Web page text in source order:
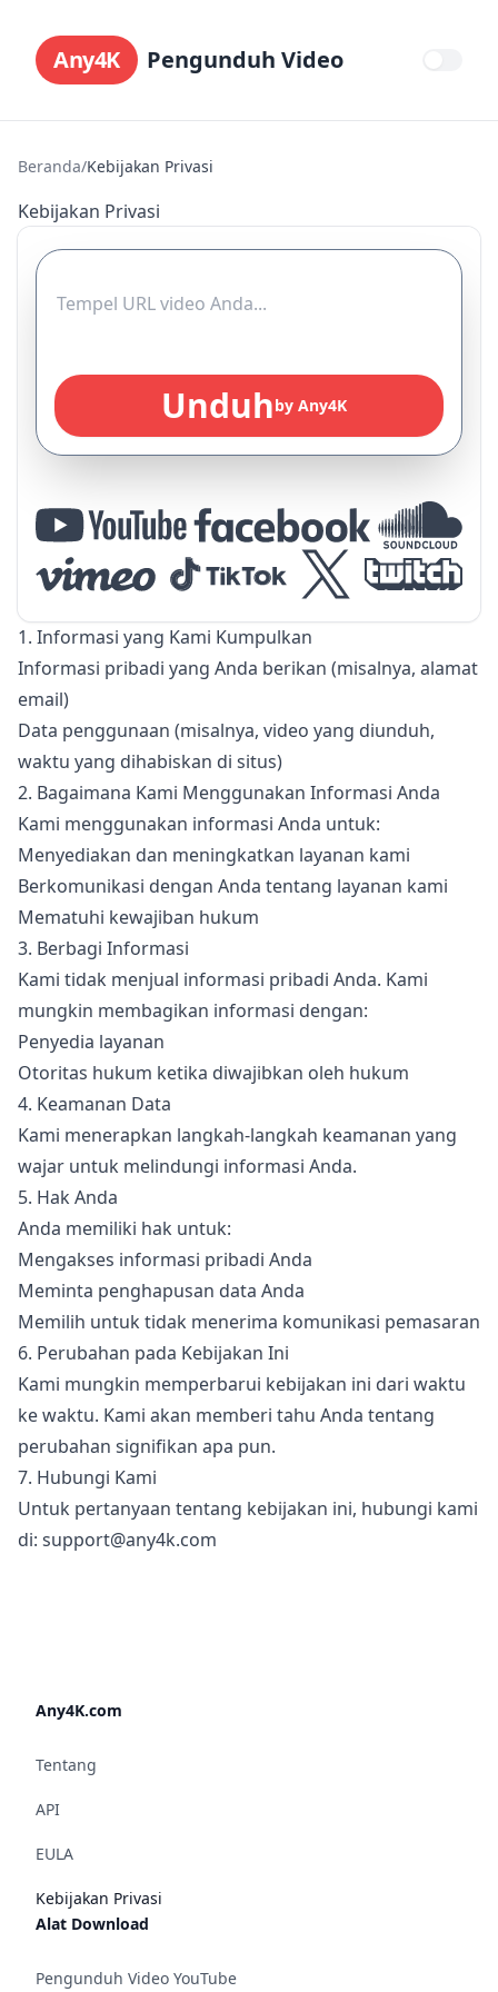
Any4K Pengunduh Video
Beranda/Kebijakan Privasi
Kebijakan Privasi
Unduhby Any4K
1. Informasi yang Kami Kumpulkan
Informasi pribadi yang Anda berikan (misalnya, alamat
email)
Data penggunaan (misalnya, video yang diunduh,
waktu yang dihabiskan di situs)
2. Bagaimana Kami Menggunakan Informasi Anda
Kami menggunakan informasi Anda untuk:
Menyediakan dan meningkatkan layanan kami
Berkomunikasi dengan Anda tentang layanan kami
Mematuhi kewajiban hukum
3. Berbagi Informasi
Kami tidak menjual informasi pribadi Anda. Kami
mungkin membagikan informasi dengan:
Penyedia layanan
Otoritas hukum ketika diwajibkan oleh hukum
4. Keamanan Data
Kami menerapkan langkah-langkah keamanan yang
wajar untuk melindungi informasi Anda.
5. Hak Anda
Anda memiliki hak untuk:
Mengakses informasi pribadi Anda
Meminta penghapusan data Anda
Memilih untuk tidak menerima komunikasi pemasaran
6. Perubahan pada Kebijakan Ini
Kami mungkin memperbarui kebijakan ini dari waktu
ke waktu. Kami akan memberi tahu Anda tentang
perubahan signifikan apa pun.
7. Hubungi Kami
Untuk pertanyaan tentang kebijakan ini, hubungi kami
di: support@any4k.com
Any4K.com
Tentang
API
EULA
Kebijakan Privasi
Alat Download
Pengunduh Video YouTube